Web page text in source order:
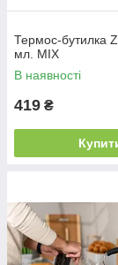
Термос-бутилка
мл. MIX
В наявності
419 ₴